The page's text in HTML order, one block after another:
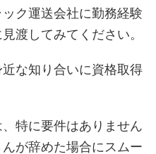
ク運送会社に勤務経験
渡してみてください。
な知り合いに資格取得
特に要件はありません
が辞めた場合にスムー